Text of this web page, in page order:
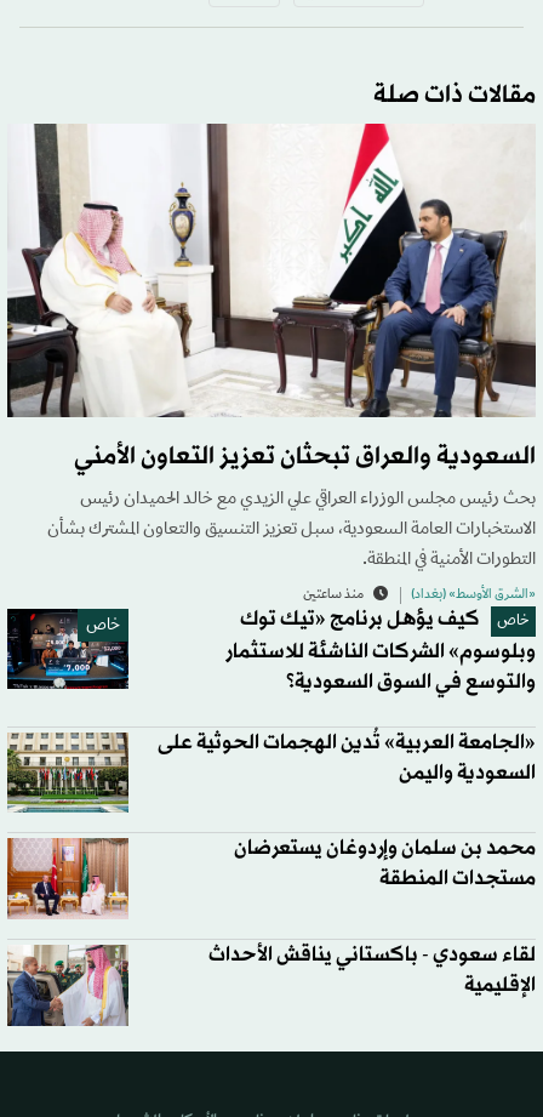
مقالات ذات صلة
السعودية والعراق تبحثان تعزيز التعاون الأمني
بحث رئيس مجلس الوزراء العراقي علي الزيدي مع خالد الحميدان رئيس
الاستخبارات العامة السعودية، سبل تعزيز التنسيق والتعاون المشترك بشأن
التطورات الأمنية في المنطقة.
«الشرق الأوسط» (بغداد) منذ ساعتين
خاص خاص
كيف يؤهل برنامج «تيك توك
وبلوسوم» الشركات الناشئة للاستثمار
والتوسع في السوق السعودية؟
«الجامعة العربية» تُدين الهجمات الحوثية على
السعودية واليمن
محمد بن سلمان وإردوغان يستعرضان
مستجدات المنطقة
لقاء سعودي - باكستاني يناقش الأحداث
الإقليمية